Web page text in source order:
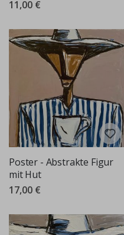
11,00 €
Poster - Abstrakte Figur
mit Hut
17,00 €